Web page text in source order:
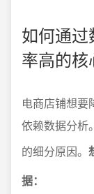
如何通
率高的核
电商店铺想要
依赖数据分析
的细分原因。
据：